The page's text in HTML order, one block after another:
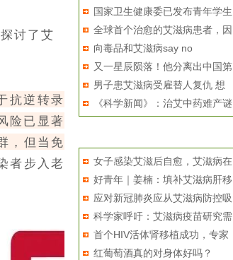
元...
国家卫生健康委已发布青年学生
防...
全球首个治愈的艾滋病患者，因
癌...
向毒品和艾滋病say no
又一星辰陨落！他分离出中国第
一...
男子患艾滋病受雇替人复仇 想
用...
《科学新闻》：治艾中药难产谜
女子感染艾滋后自愈，艾滋病在
不...
好青年｜姜楠：填补艾滋病肝移
植...
应对新冠肺炎应从艾滋病防控吸
取...
科学家呼吁：艾滋病疫苗研究需
要...
首个HIV活体肾移植成功，专家
呼...
红葡萄酒真的对身体好吗？
讨了艾
抗逆转录
险已显著
，但当免
者步入老